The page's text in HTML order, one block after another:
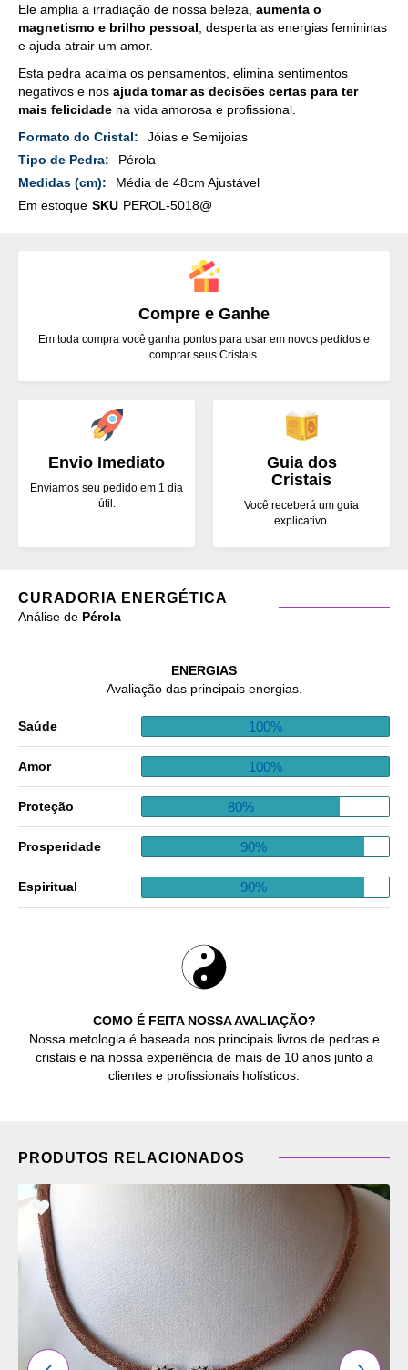
Ele amplia a irradiação de nossa beleza, aumenta o
magnetismo e brilho pessoal , desperta as energias femininas
e ajuda atrair um amor.
Esta pedra acalma os pensamentos, elimina sentimentos
negativos e nos ajuda tomar as decisões certas para ter
mais felicidade na vida amorosa e profissional.
Mais
Detalhes
Jóias e Semijoias
Pérola
Média de 48cm Ajustável
Em estoque SKU PEROL-5018@
Envio Imediato
Enviamos seu pedido em 1 dia
útil.
Compre e Ganhe
Em toda compra você ganha pontos para usar em novos pedidos e
comprar seus Cristais.
Guia dos
Cristais
Você receberá um guia
explicativo.
CURADORIA ENERGÉTICA
Análise de Pérola
COMO É FEITA NOSSA AVALIAÇÃO?
Nossa metologia é baseada nos principais livros de pedras e
cristais e na nossa experiência de mais de 10 anos junto a
clientes e profissionais holísticos.
ENERGIAS
Avaliação das principais energias.
Saúde 100%
Amor 100%
Proteção 80%
Prosperidade 90%
Espiritual 90%
PRODUTOS RELACIONADOS
FAVORITOS